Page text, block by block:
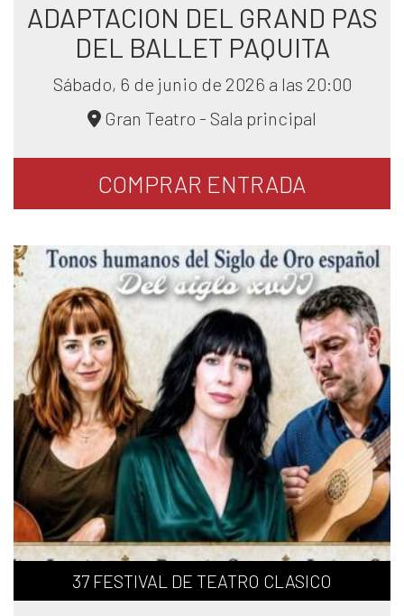
ADAPTACION DEL GRAND PAS
DEL BALLET PAQUITA
Sábado, 6 de junio de 2026 a las 20:00
Gran Teatro - Sala principal
COMPRAR ENTRADA
37 FESTIVAL DE TEATRO CLASICO